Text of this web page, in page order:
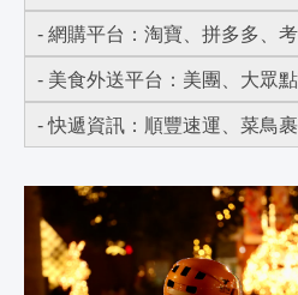
- 網購平台：淘寶、拼多多、
- 美食外送平台：美團、大眾
- 快遞資訊：順豐速運、菜鳥